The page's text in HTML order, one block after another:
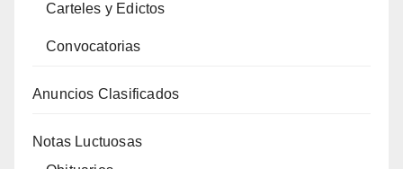
Carteles y Edictos
Convocatorias
Anuncios Clasificados
Notas Luctuosas